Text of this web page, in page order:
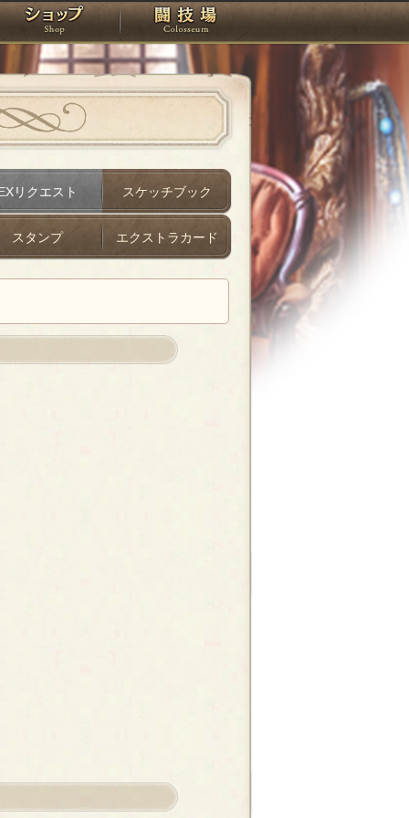
タジオ ショップ 闘技場
リクエスト スケッチブック
スタンプ エクストラカード